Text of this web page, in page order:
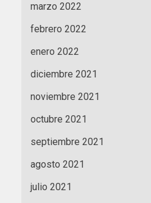
marzo 2022
febrero 2022
enero 2022
diciembre 2021
noviembre 2021
octubre 2021
septiembre 2021
agosto 2021
julio 2021